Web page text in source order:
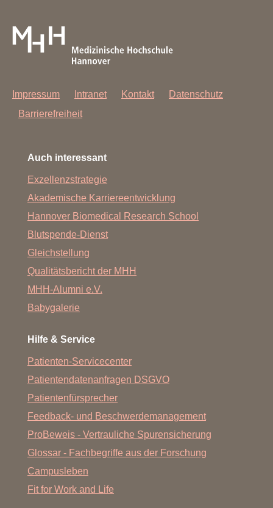
Impressum Intranet Kontakt
Datenschutz
Barrierefreiheit
Auch interessant
Exzellenzstrategie
Akademische Karriereentwicklung
Hannover Biomedical Research School
Blutspende-Dienst
Gleichstellung
Qualitätsbericht der MHH
MHH-Alumni e.V.
Babygalerie
Hilfe & Service
Patienten-Servicecenter
Patientendatenanfragen DSGVO
Patientenfürsprecher
Feedback- und Beschwerdemanagement
ProBeweis - Vertrauliche Spurensicherung
Glossar - Fachbegriffe aus der Forschung
Campusleben
Fit for Work and Life